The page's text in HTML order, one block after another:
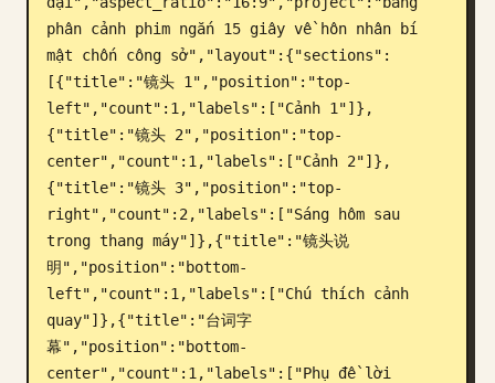
phân cảnh phim ngắn 15 giây về hôn nhân bí
mật chốn công sở","layout":{"sections":
[{"title":"镜头 1","position":"top-
left","count":1,"labels":["Cảnh 1"]},
{"title":"镜头 2","position":"top-
center","count":1,"labels":["Cảnh 2"]},
{"title":"镜头 3","position":"top-
right","count":2,"labels":["Sáng hôm sau
trong thang máy"]},{"title":"镜头说
明","position":"bottom-
left","count":1,"labels":["Chú thích cảnh
quay"]},{"title":"台词字
幕","position":"bottom-
center","count":1,"labels":["Phụ đề lời